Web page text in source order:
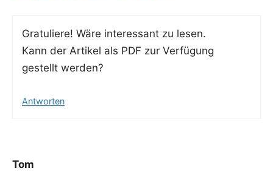
Gra­tu­lie­re! Wäre inter­es­sant zu lesen.
Kann der Arti­kel als PDF zur Ver­fü­gung
gestellt werden?
Antworten
Tom